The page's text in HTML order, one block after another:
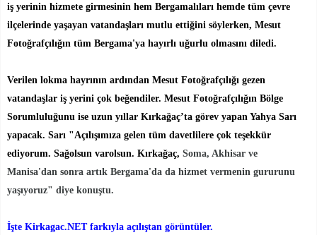
iş yerinin hizmete girmesinin hem Bergamalıları hemde tüm çevre
ilçelerinde yaşayan vatandaşları mutlu ettiğini söylerken, Mesut
Fotoğrafçılığın tüm Bergama'ya hayırlı uğurlu olmasını diledi.
Verilen lokma hayrının ardından Mesut Fotoğrafçılığı gezen
vatandaşlar iş yerini çok beğendiler. Mesut Fotoğrafçılığın Bölge
Sorumluluğunu ise uzun yıllar Kırkağaç’ta görev yapan Yahya Sarı
yapacak. Sarı "Açılışımıza gelen tüm davetlilere çok teşekkür
ediyorum. Sağolsun varolsun. Kırkağaç, Soma, Akhisar ve
Manisa'dan sonra artık Bergama'da da hizmet vermenin gururunu
yaşıyoruz" diye konuştu.
İşte Kirkagac.NET farkıyla açılıştan görüntüler.